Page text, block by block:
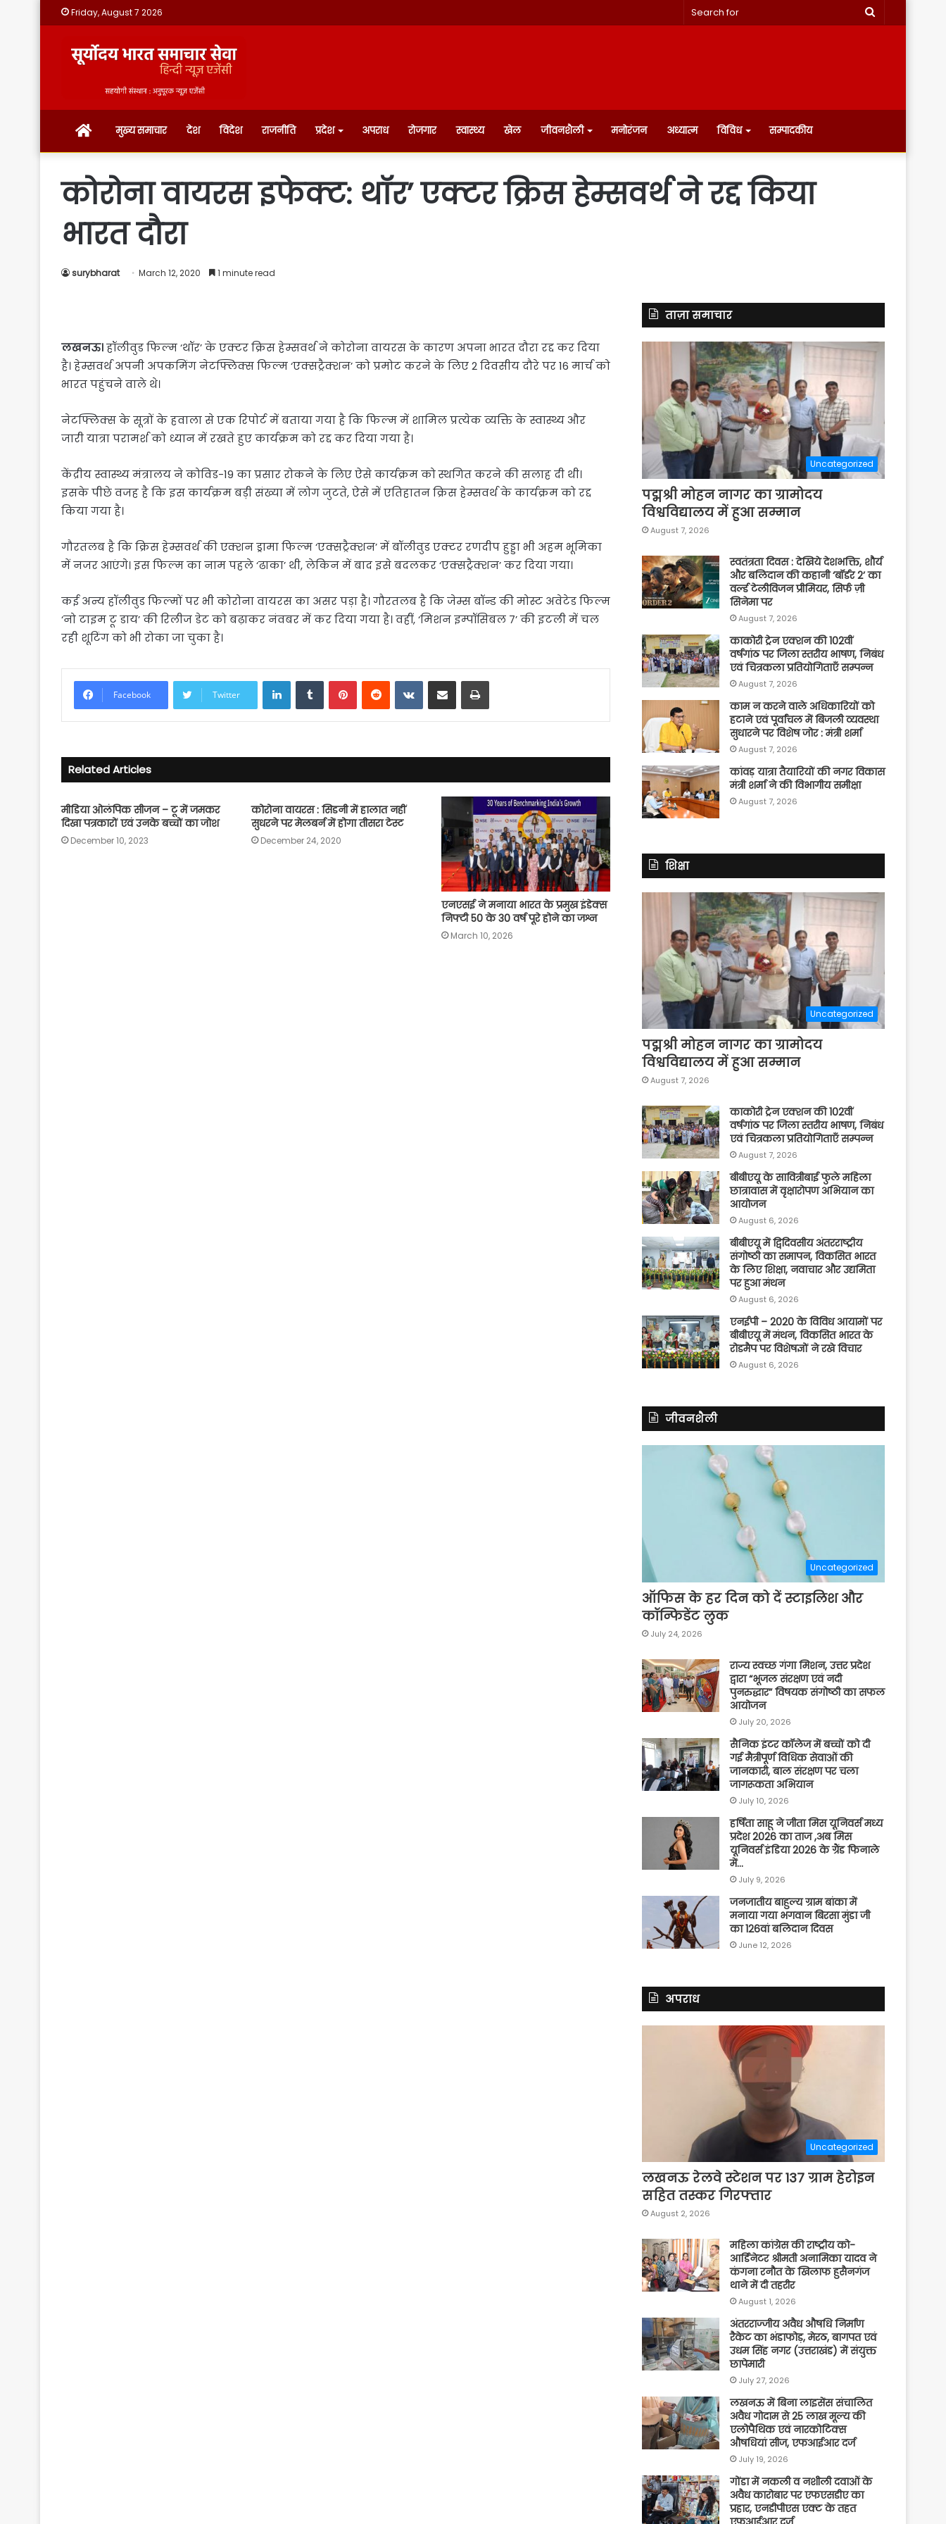
Friday, August 7 2026
Search
होम मुख्य समाचार देश विदेश राजनीति प्रदेश अपराध रोजगार स्वास्थ्य खेल जीवनशैली मनोरंजन अध्यात्म विविध सम्पादकीय
कोरोना वायरस इफेक्ट: थॉर’ एक्टर क्रिस हेम्सवर्थ ने रद्द किया
भारत दौरा
surybharat March 12, 2020 1 minute read
लखनऊ।हॉलीवुड फिल्म ‘थॉर’ के एक्टर क्रिस हेम्सवर्थ ने कोरोना वायरस के कारण अपना भारत दौरा रद्द कर दिया
है। हेम्सवर्थ अपनी अपकमिंग नेटफ्लिक्स फिल्म ‘एक्सट्रैक्शन’ को प्रमोट करने के लिए 2 दिवसीय दौरे पर 16 मार्च को
भारत पहुंचने वाले थे।
नेटफ्लिक्स के सूत्रों के हवाला से एक रिपोर्ट में बताया गया है कि फिल्म में शामिल प्रत्येक व्यक्ति के स्वास्थ्य और
जारी यात्रा परामर्श को ध्यान में रखते हुए कार्यक्रम को रद्द कर दिया गया है।
केंद्रीय स्वास्थ्य मंत्रालय ने कोविड-19 का प्रसार रोकने के लिए ऐसे कार्यक्रम को स्थगित करने की सलाह दी थी।
इसके पीछे वजह है कि इस कार्यक्रम बड़ी संख्या में लोग जुटते, ऐसे में एतिहातन क्रिस हेम्सवर्थ के कार्यक्रम को रद्द
किया गया है।
गौरतलब है कि क्रिस हेम्सवर्थ की एक्शन ड्रामा फिल्म ‘एक्सट्रैक्शन’ में बॉलीवुड एक्टर रणदीप हुड्डा भी अहम भूमिका
में नजर आएंगे। इस फिल्म का नाम पहले ‘ढाका’ थी, लेकिन में बाद इसे बदलकर ‘एक्सट्रैक्शन’ कर दिया गया।
कई अन्य हॉलीवुड फिल्मों पर भी कोरोना वायरस का असर पड़ा है। गौरतलब है कि जेम्स बॉन्ड की मोस्ट अवेटेड फिल्म
‘नो टाइम टू डाय’ की रिलीज डेट को बढ़ाकर नंवबर में कर दिया गया है। वहीं, ‘मिशन इम्पॉसिबल 7’ की इटली में चल
रही शूटिंग को भी रोका जा चुका है।
Facebook Twitter
LinkedInTumblrPinterestReddit VKontakte
Share via Email Print
Related Articles
मीडिया ओलंपिक सीजन – टू में जमकर
दिखा पत्रकारों एवं उनके बच्चों का जोश
December 10, 2023
कोरोना वायरस : सिडनी में हालात नहीं
सुधरने पर मेलबर्न में होगा तीसरा टेस्ट
December 24, 2020
एनएसई ने मनाया भारत के प्रमुख इंडेक्स
निफ्टी 50 के 30 वर्ष पूरे होने का जश्न
March 10, 2026
ताज़ा समाचार
Uncategorized
पद्मश्री मोहन नागर का ग्रामोदय
विश्वविद्यालय में हुआ सम्मान
August 7, 2026
स्वतंत्रता दिवस : देखिये देशभक्ति, शौर्य
और बलिदान की कहानी ‘बॉर्डर 2’ का
वर्ल्ड टेलीविजन प्रीमियर, सिर्फ ज़ी
सिनेमा पर
August 7, 2026
काकोरी ट्रेन एक्शन की 102वीं
वर्षगांठ पर जिला स्तरीय भाषण, निबंध
एवं चित्रकला प्रतियोगिताएँ सम्पन्न
August 7, 2026
काम न करने वाले अधिकारियों को
हटाने एवं पूर्वांचल में बिजली व्यवस्था
सुधारने पर विशेष जोर : मंत्री शर्मा
August 7, 2026
कांवड़ यात्रा तैयारियों की नगर विकास
मंत्री शर्मा ने की विभागीय समीक्षा
August 7, 2026
शिक्षा
Uncategorized
पद्मश्री मोहन नागर का ग्रामोदय
विश्वविद्यालय में हुआ सम्मान
August 7, 2026
काकोरी ट्रेन एक्शन की 102वीं
वर्षगांठ पर जिला स्तरीय भाषण, निबंध
एवं चित्रकला प्रतियोगिताएँ सम्पन्न
August 7, 2026
बीबीएयू के सावित्रीबाई फुले महिला
छात्रावास में वृक्षारोपण अभियान का
आयोजन
August 6, 2026
बीबीएयू में द्विदिवसीय अंतरराष्ट्रीय
संगोष्ठी का समापन, विकसित भारत
के लिए शिक्षा, नवाचार और उद्यमिता
पर हुआ मंथन
August 6, 2026
एनईपी – 2020 के विविध आयामों पर
बीबीएयू में मंथन, विकसित भारत के
रोडमैप पर विशेषज्ञों ने रखे विचार
August 6, 2026
जीवनशैली
Uncategorized
ऑफिस के हर दिन को दें स्टाइलिश और
कॉन्फिडेंट लुक
July 24, 2026
राज्य स्वच्छ गंगा मिशन, उत्तर प्रदेश
द्वारा “भूजल संरक्षण एवं नदी
पुनरुद्धार” विषयक संगोष्ठी का सफल
आयोजन
July 20, 2026
सैनिक इंटर कॉलेज में बच्चों को दी
गई मैत्रीपूर्ण विधिक सेवाओं की
जानकारी, बाल संरक्षण पर चला
जागरूकता अभियान
July 10, 2026
हर्षिता साहू ने जीता मिस यूनिवर्स मध्य
प्रदेश 2026 का ताज ,अब मिस
यूनिवर्स इंडिया 2026 के ग्रैंड फिनाले
में…
July 9, 2026
जनजातीय बाहुल्य ग्राम बांका में
मनाया गया भगवान बिरसा मुंडा जी
का 126वां बलिदान दिवस
June 12, 2026
अपराध
Uncategorized
लखनऊ रेलवे स्टेशन पर 137 ग्राम हेरोइन
सहित तस्कर गिरफ्तार
August 2, 2026
महिला कांग्रेस की राष्ट्रीय को-
आर्डिनेटर श्रीमती अनामिका यादव ने
कंगना रनौत के खिलाफ हुसैनगंज
थाने में दी तहरीर
August 1, 2026
अंतरराज्जीय अवैध औषधि निर्माण
रैकेट का भंडाफोड़, मेरठ, बागपत एवं
उधम सिंह नगर (उत्तराखंड) में संयुक्त
छापेमारी
July 27, 2026
लखनऊ में बिना लाइसेंस संचालित
अवैध गोदाम से 25 लाख मूल्य की
एलोपैथिक एवं नारकोटिक्स
औषधियां सीज, एफआईआर दर्ज
July 19, 2026
गोंडा में नकली व नशीली दवाओं के
अवैध कारोबार पर एफएसडीए का
प्रहार, एनडीपीएस एक्ट के तहत